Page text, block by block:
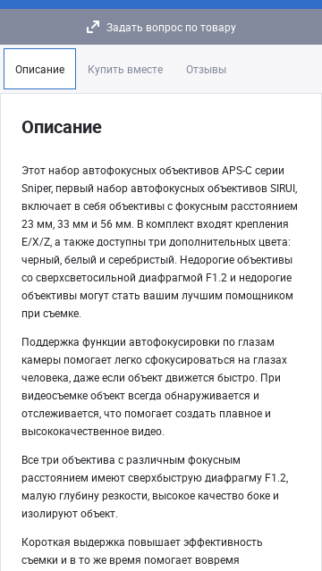
Задать вопрос по товару
Описание Купить вместе Отзывы
Описание
Этот набор автофокусных объективов APS-C серии
Sniper, первый набор автофокусных объективов SIRUI,
включает в себя объективы с фокусным расстоянием
23 мм, 33 мм и 56 мм. В комплект входят крепления
E/X/Z, а также доступны три дополнительных цвета:
черный, белый и серебристый. Недорогие объективы
со сверхсветосильной диафрагмой F1.2 и недорогие
объективы могут стать вашим лучшим помощником
при съемке.
Поддержка функции автофокусировки по глазам
камеры помогает легко сфокусироваться на глазах
человека, даже если объект движется быстро. При
видеосъемке объект всегда обнаруживается и
отслеживается, что помогает создать плавное и
высококачественное видео.
Все три объектива с различным фокусным
расстоянием имеют сверхбыструю диафрагму F1.2,
малую глубину резкости, высокое качество боке и
изолируют объект.
Короткая выдержка повышает эффективность
съемки и в то же время помогает вовремя